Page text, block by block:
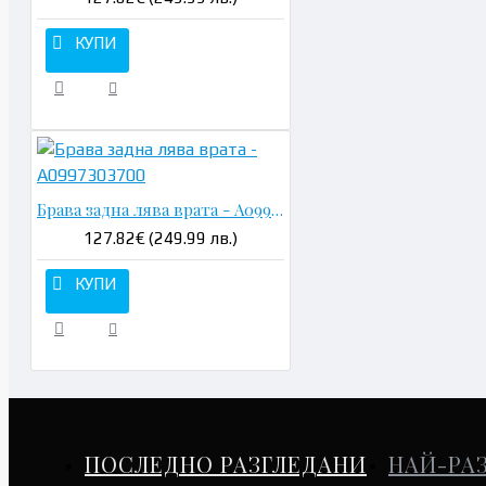
КУПИ
Брава задна лява врата - A0997303700
127.82€ (249.99 лв.)
КУПИ
ПОСЛЕДНО РАЗГЛЕДАНИ НАЙ-